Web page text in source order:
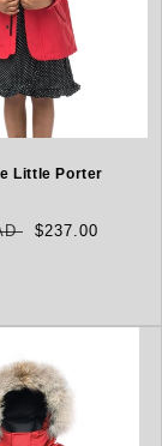
Little Porter
Translation
$237.00